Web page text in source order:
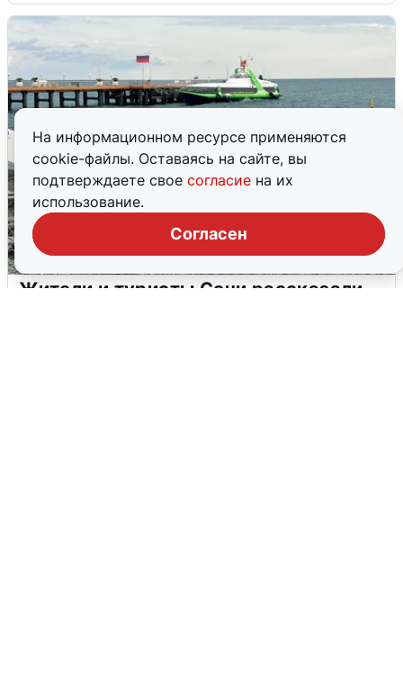
На информационном ресурсе применяются
cookie-файлы. Оставаясь на сайте, вы
подтверждаете свое согласие на их
использование.
Согласен
Жители и туристы Сочи рассказали